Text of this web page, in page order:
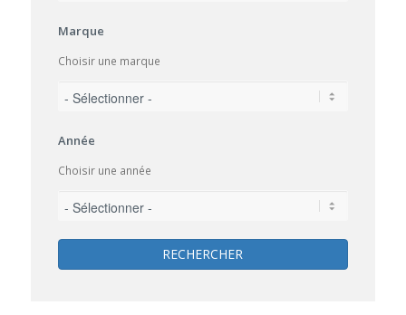
Marque
Choisir une marque
Année
Choisir une année
RECHERCHER